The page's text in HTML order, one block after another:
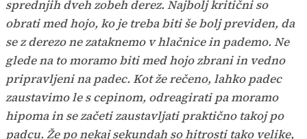
sprednjih dveh zobeh derez. Najbolj kritični so
obrati med hojo, ko je treba biti še bolj previden, da
se z derezo ne zataknemo v hlačnice in pademo. Ne
glede na to moramo biti med hojo zbrani in vedno
pripravljeni na padec. Kot že rečeno, lahko padec
zaustavimo le s cepinom, odreagirati pa moramo
hipoma in se začeti zaustavljati praktično takoj po
padcu. Že po nekaj sekundah so hitrosti tako velike,